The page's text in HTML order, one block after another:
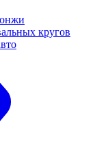
кругов